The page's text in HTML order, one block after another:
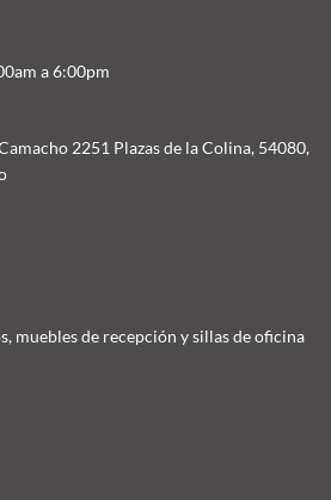
a 6:00pm
2251 Plazas de la Colina, 54080,
muebles de recepción y sillas de oficina